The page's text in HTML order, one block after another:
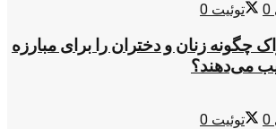
0 توئیت 0
زنان و دختران را برای مبارزه
می‌دهند؟
0 توئیت 0